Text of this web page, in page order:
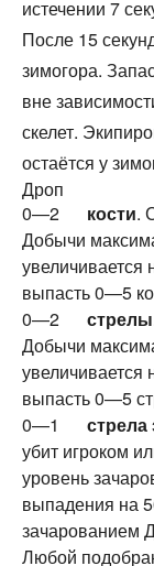
истечении 7
После 15
зимогора.
вне
скелет.
остаётся у
Дроп
0—2
кости.
Добычи
выпасть 0—5
0—2
стрелы
Добычи
выпасть 0—5
0—1
убит игроком
уровень
выпадения на
зачарованием
Любой